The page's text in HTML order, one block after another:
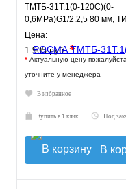
ТМТБ-31Т.1(0-120С)(0-
0,6MPa)G1/2.2,5 80 мм,
ТМТБ-31Т, температура: 0-
120С
Цена:
1 905 руб.*
* Актуальную цену пожалуйста
уточните у менеджера
В избранное
Купить в 1 клик Под
В